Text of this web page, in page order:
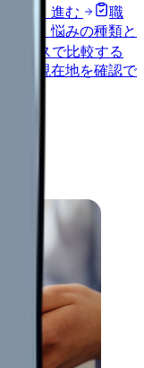
す。 進む
職
前に、悩みの種類と
ンパスで比較する
料の現在地を確認で
系